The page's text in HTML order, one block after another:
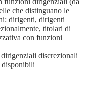
funzioni dirigenziali (da
che distinguano le
dirigenti, dirigenti
titolari di
con funzioni
discrezionali
disponibili